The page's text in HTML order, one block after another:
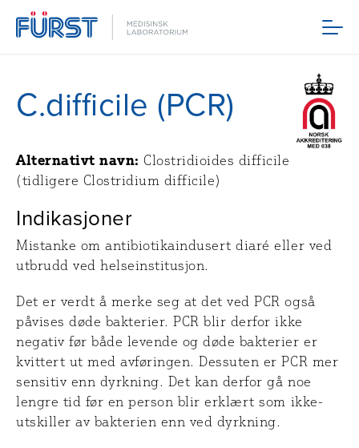
Meny
C.difficile (PCR)
Alternativt navn:Clostridioides difficile
(tidligere Clostridium difficile)
Indikasjoner
Mistanke om antibiotikaindusert diaré eller ved
utbrudd ved helseinstitusjon.
Det er verdt å merke seg at det ved PCR også
påvises døde bakterier. PCR blir derfor ikke
negativ før både levende og døde bakterier er
kvittert ut med avføringen. Dessuten er PCR mer
sensitiv enn dyrkning. Det kan derfor gå noe
lengre tid før en person blir erklært som ikke-
utskiller av bakterien enn ved dyrkning.